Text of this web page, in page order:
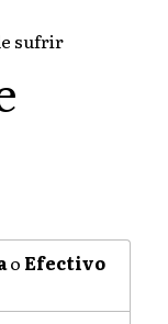
sufrir
o Efectivo